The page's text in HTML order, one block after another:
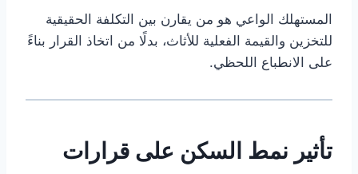
المستهلك الواعي هو من يقارن بين التكلفة الحقيقية
للتخزين والقيمة الفعلية للأثاث، بدلًا من اتخاذ القرار بناءً
على الانطباع اللحظي.
تأثير نمط السكن على قرارات